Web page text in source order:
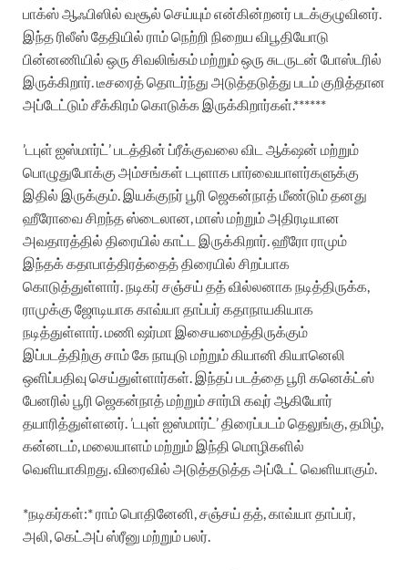
பாக்ஸ் ஆஃபிஸில் வசூல் செய்யும் என்கின்றனர் படக்குழுவினர்.
இந்த ரிலீஸ் தேதியில் ராம் நெற்றி நிறைய விபூதியோடு
பின்னணியில் ஒரு சிவலிங்கம் மற்றும் ஒரு சுடருடன் போஸ்டரில்
இருக்கிறார். டீசரைத் தொடர்ந்து அடுத்தடுத்து படம் குறித்தான
அப்டேட்டும் சீக்கிரம் கொடுக்க இருக்கிறார்கள்.******
’டபுள் ஐஸ்மார்ட்’ படத்தின் ப்ரீக்குவலை விட ஆக்‌ஷன் மற்றும்
பொழுதுபோக்கு அம்சங்கள் டபுளாக பார்வையாளர்களுக்கு
இதில் இருக்கும். இயக்குநர் பூரி ஜெகன்நாத் மீண்டும் தனது
ஹீரோவை சிறந்த ஸ்டைலான, மாஸ் மற்றும் அதிரடியான
அவதாரத்தில் திரையில் காட்ட இருக்கிறார். ஹீரோ ராமும்
இந்தக் கதாபாத்திரத்தைத் திரையில் சிறப்பாக
கொடுத்துள்ளார். நடிகர் சஞ்சய் தத் வில்லனாக நடித்திருக்க,
ராமுக்கு ஜோடியாக காவ்யா தாப்பர் கதாநாயகியாக
நடித்துள்ளார். மணி ஷர்மா இசையமைத்திருக்கும்
இப்படத்திற்கு சாம் கே நாயுடு மற்றும் கியானி கியானெலி
ஒளிப்பதிவு செய்துள்ளார்கள். இந்தப் படத்தை பூரி கனெக்ட்ஸ்
பேனரில் பூரி ஜெகன்நாத் மற்றும் சார்மி கவுர் ஆகியோர்
தயாரித்துள்ளனர். ’டபுள் ஐஸ்மார்ட்’ திரைப்படம் தெலுங்கு, தமிழ்,
கன்னடம், மலையாளம் மற்றும் இந்தி மொழிகளில்
வெளியாகிறது. விரைவில் அடுத்தடுத்த அப்டேட் வெளியாகும்.
*நடிகர்கள்:* ராம் பொதினேனி, சஞ்சய் தத், காவ்யா தாப்பர்,
அலி, கெட்அப் ஸ்ரீனு மற்றும் பலர்.